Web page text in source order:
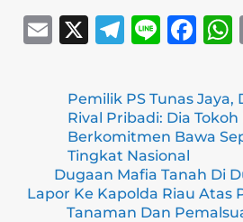
E
ai
X
T
e
gr
a
m
Li
e
F
c
e
b
o
o
Pemilik PS Tunas
Rival Pribadi: Dia
Berkomitmen Bawa
Tingkat Nasional
Dugaan Mafia Tanah Di
Lapor Ke Kapolda Riau Atas
Tanaman Dan